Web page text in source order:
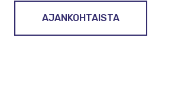
AJANKOHTAISTA